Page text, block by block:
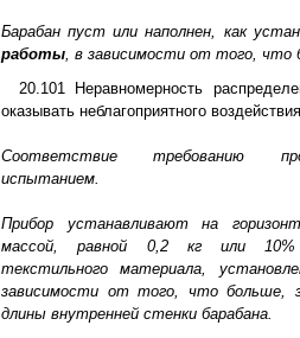
Барабан пуст или наполнен, как
работы, в зависимости от того, что
20.101 Неравномерность
оказывать неблагоприятного
Соответствие требованию
испытанием.
Прибор устанавливают на
массой, равной 0,2 кг или 10%
текстильного материала,
зависимости от того, что больше,
длины внутренней стенки барабана.